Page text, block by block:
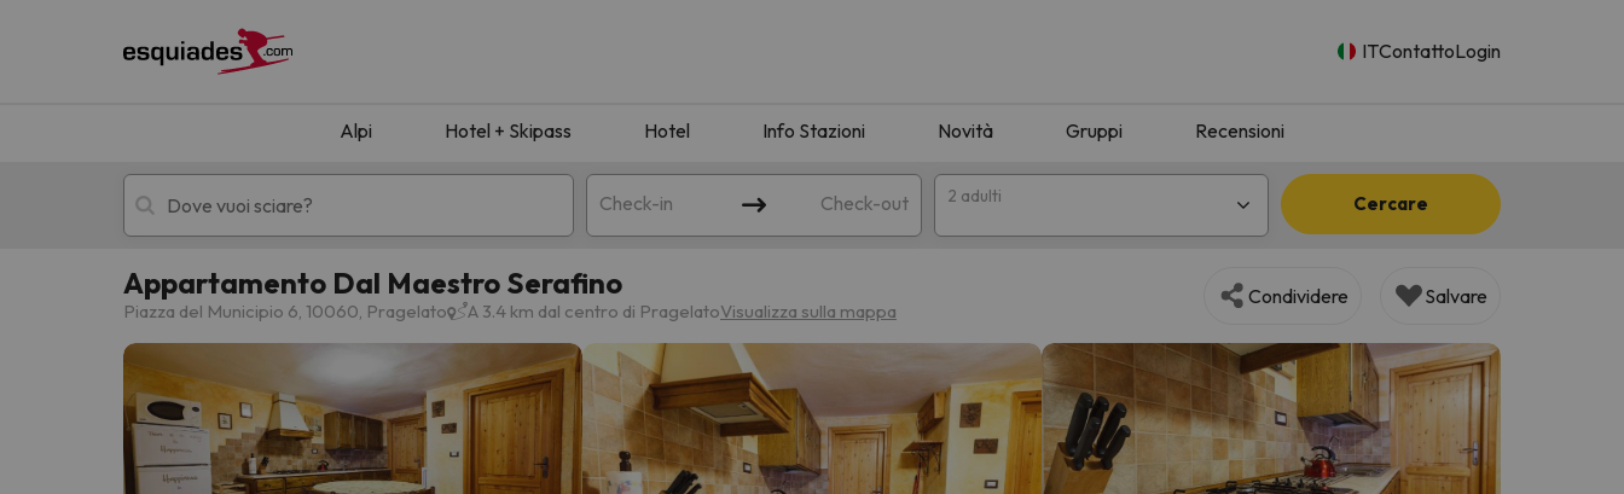
ITContattoLogin
Alpi Hotel + Skipass Hotel Info Stazioni Novità Gruppi Recensioni
Check-in Check-out 2 adulti Cercare
Hotel + skipass Hotel di montagna
Appartamento Dal Maestro Serafino
Piazza del Municipio 6, 10060, Pragelato A 3.4 km dal centro di PragelatoVisualizza sulla mappa
Condividere Salvare